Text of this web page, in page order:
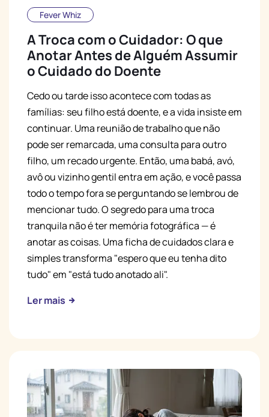
Fever Whiz
A Troca com o Cuidador: O que
Anotar Antes de Alguém Assumir
o Cuidado do Doente
Cedo ou tarde isso acontece com todas as
famílias: seu filho está doente, e a vida insiste em
continuar. Uma reunião de trabalho que não
pode ser remarcada, uma consulta para outro
filho, um recado urgente. Então, uma babá, avó,
avô ou vizinho gentil entra em ação, e você passa
todo o tempo fora se perguntando se lembrou de
mencionar tudo. O segredo para uma troca
tranquila não é ter memória fotográfica — é
anotar as coisas. Uma ficha de cuidados clara e
simples transforma "espero que eu tenha dito
tudo" em "está tudo anotado ali".
Ler mais